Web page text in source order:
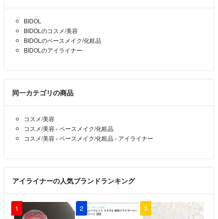
BIDOL
BIDOLのコスメ/美容
BIDOLのベースメイク/化粧品
BIDOLのアイライナー
同一カテゴリの商品
コスメ/美容
コスメ/美容 › ベースメイク/化粧品
コスメ/美容 › ベースメイク/化粧品 › アイライナー
アイライナーの人気ブランドランキング
1 2 3